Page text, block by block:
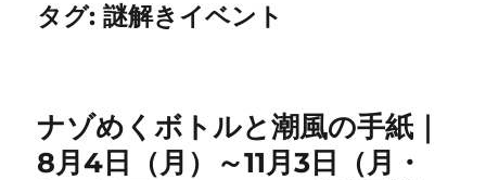
タグ:謎解きイベント
ナゾめくボトルと潮風の手紙｜
8月4日（月）～11月3日（月・